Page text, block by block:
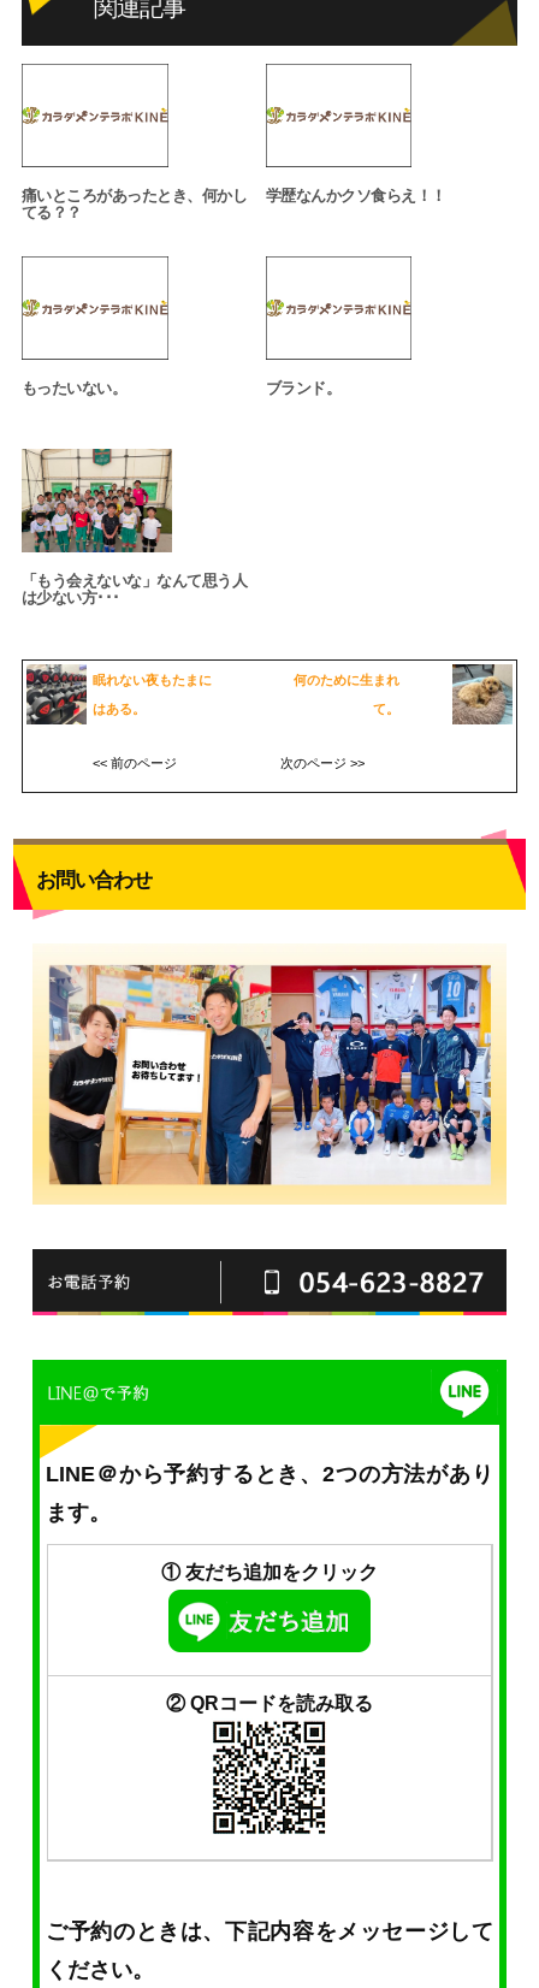
関連記事
痛いところがあったとき、何かし
てる？？
学歴なんかクソ食らえ！！
もったいない。 ブランド。
「もう会えないな」なんて思う人
は少ない方･･･
眠れない夜もたまに
はある。
<< 前のページ
何のために生まれ
て。
次のページ >>
お問い合わせ
LINE＠から予約するとき、2つの方法があり
ます。
① 友だち追加をクリック
② QRコードを読み取る
ご予約のときは、下記内容をメッセージして
ください。